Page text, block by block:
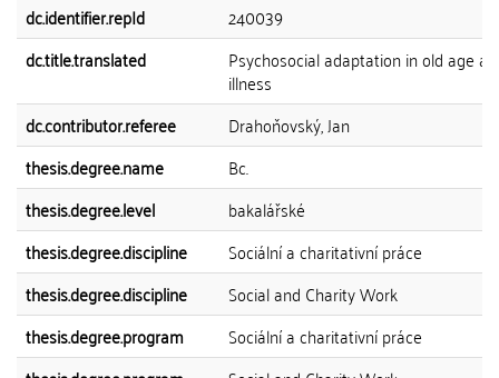
dc.identifier.repId
240039
dc.title.translated
Psychosocial adaptation in old age
illness
dc.contributor.referee
Drahoňovský, Jan
thesis.degree.name
Bc.
thesis.degree.level
bakalářské
thesis.degree.discipline
Sociální a charitativní práce
thesis.degree.discipline
Social and Charity Work
thesis.degree.program
Sociální a charitativní práce